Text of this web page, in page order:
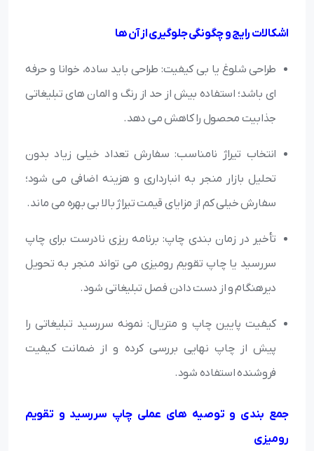
اشکالات رایج و چگونگی جلوگیری از آن ها
طراحی شلوغ یا بی کیفیت: طراحی باید ساده، خوانا و حرفه
ای باشد؛ استفاده بیش از حد از رنگ و المان های تبلیغاتی
جذابیت محصول را کاهش می دهد.
انتخاب تیراژ نامناسب: سفارش تعداد خیلی زیاد بدون
تحلیل بازار منجر به انبارداری و هزینه اضافی می شود؛
سفارش خیلی کم از مزایای قیمت تیراژ بالا بی بهره می ماند.
تأخیر در زمان بندی چاپ: برنامه ریزی نادرست برای چاپ
سررسید یا چاپ تقویم رومیزی می تواند منجر به تحویل
دیرهنگام و از دست دادن فصل تبلیغاتی شود.
کیفیت پایین چاپ و متریال: نمونه سررسید تبلیغاتی را
پیش از چاپ نهایی بررسی کرده و از ضمانت کیفیت
فروشنده استفاده شود.
جمع بندی و توصیه های عملی چاپ سررسید و تقویم
رومیزی